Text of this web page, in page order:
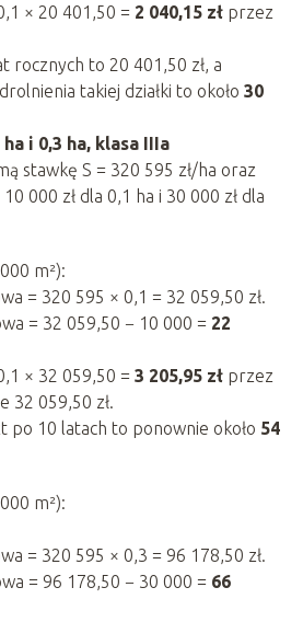
× 20 401,50 = 2 040,15 złprzez
rocznych to 20 401,50 zł, a
takiej działki to około 30
ha i 0,3 ha, klasa IIIa
stawkę S = 320 595 zł/ha oraz
000 zł dla 0,1 ha i 30 000 zł dla
m²):
= 320 595 × 0,1 = 32 059,50 zł.
= 32 059,50 − 10 000 = 22
× 32 059,50 = 3 205,95 złprzez
32 059,50 zł.
po 10 latach to ponownie około 54
m²):
= 320 595 × 0,3 = 96 178,50 zł.
= 96 178,50 − 30 000 = 66